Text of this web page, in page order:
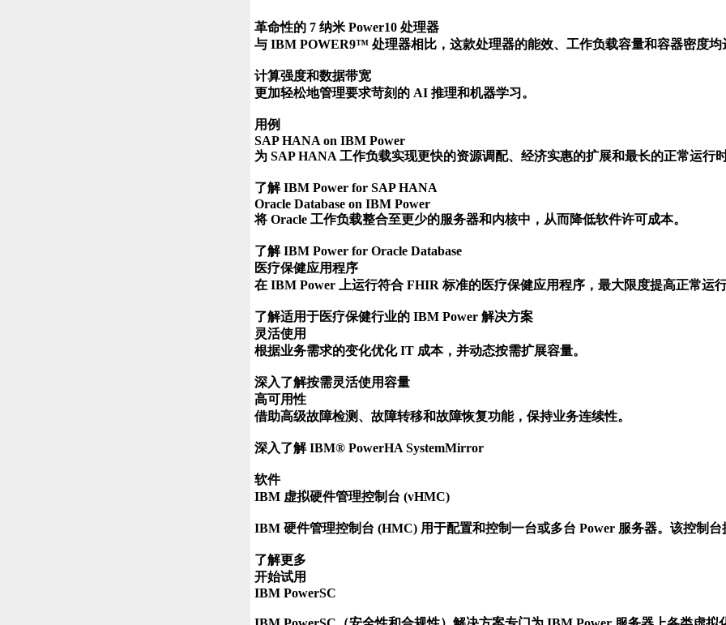
革命性的 7 纳米 Power10 处理器
与 IBM POWER9™ 处理器相比，这款处理器的能效、工作负载容量和容器密度均
计算强度和数据带宽
更加轻松地管理要求苛刻的 AI 推理和机器学习。
用例
SAP HANA on IBM Power
为 SAP HANA 工作负载实现更快的资源调配、经济实惠的扩展和最长的正常运行时
了解 IBM Power for SAP HANA
Oracle Database on IBM Power
将 Oracle 工作负载整合至更少的服务器和内核中，从而降低软件许可成本。
了解 IBM Power for Oracle Database
医疗保健应用程序
在 IBM Power 上运行符合 FHIR 标准的医疗保健应用程序，最大限度提高正常运行
了解适用于医疗保健行业的 IBM Power 解决方案
灵活使用
根据业务需求的变化优化 IT 成本，并动态按需扩展容量。
深入了解按需灵活使用容量
高可用性
借助高级故障检测、故障转移和故障恢复功能，保持业务连续性。
深入了解 IBM® PowerHA SystemMirror
软件
IBM 虚拟硬件管理控制台 (vHMC)
IBM 硬件管理控制台 (HMC) 用于配置和控制一台或多台 Power 服务器。该控制台
了解更多
开始试用
IBM PowerSC